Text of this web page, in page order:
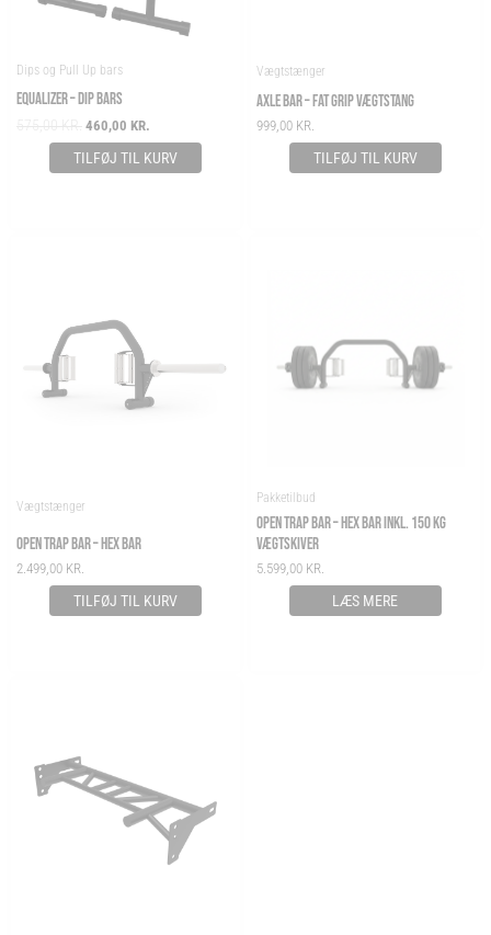
Dips og Pull Up bars
EQUALIZER – DIP BARS
460,00 KR.
TILFØJ TIL KURV
Vægtstænger
AXLE BAR – FAT GRIP VÆGTSTANG
999,00 KR.
TILFØJ TIL KURV
Vægtstænger
OPEN TRAP BAR – HEX BAR
2.499,00 KR.
TILFØJ TIL KURV
Pakketilbud
OPEN TRAP BAR – HEX BAR INKL. 150 KG
VÆGTSKIVER
5.599,00 KR.
LÆS MERE